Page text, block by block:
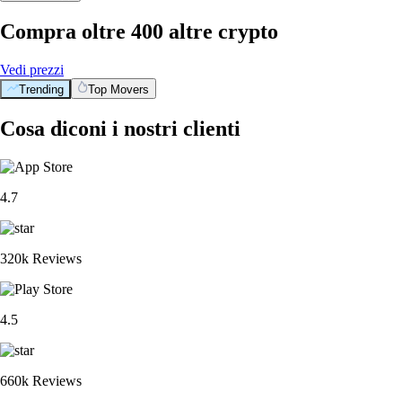
Compra oltre 400 altre crypto
Vedi prezzi
Trending Top Movers
Cosa diconi i nostri clienti
4.7
320k Reviews
4.5
660k Reviews